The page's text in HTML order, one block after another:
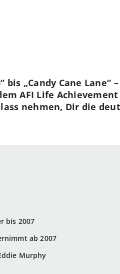
bis 2007
ab 2007
Murphy
„Candy Cane Lane“
AFI Life
nehmen, Dir die